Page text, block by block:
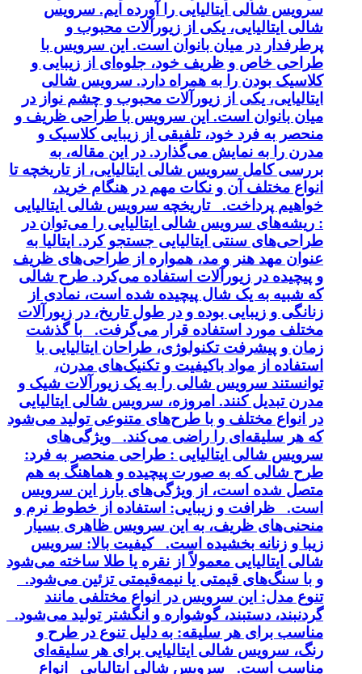
سرویس شالی ایتالیایی را آورده ایم. سرویس
شالی ایتالیایی، یکی از زیورآلات محبوب و
پرطرفدار در میان بانوان است. این سرویس با
طراحی خاص و ظریف خود، جلوه‌ای از زیبایی و
کلاسیک بودن را به همراه دارد. سرویس شالی
ایتالیایی، یکی از زیورآلات محبوب و چشم نواز در
میان بانوان است. این سرویس با طراحی ظریف و
منحصر به فرد خود، تلفیقی از زیبایی کلاسیک و
مدرن را به نمایش می‌گذارد. در این مقاله، به
بررسی کامل سرویس شالی ایتالیایی، از تاریخچه تا
انواع مختلف آن و نکات مهم در هنگام خرید،
خواهیم پرداخت. تاریخچه سرویس شالی ایتالیایی
: ریشه‌های سرویس شالی ایتالیایی را می‌توان در
طراحی‌های سنتی ایتالیایی جستجو کرد. ایتالیا به
عنوان مهد هنر و مد، همواره از طراحی‌های ظریف
و پیچیده در زیورآلات استفاده می‌کرد. طرح شالی
که شبیه به یک شال پیچیده شده است، نمادی از
زنانگی و زیبایی بوده و در طول تاریخ، در زیورآلات
مختلف مورد استفاده قرار می‌گرفت. با گذشت
زمان و پیشرفت تکنولوژی، طراحان ایتالیایی با
استفاده از مواد باکیفیت و تکنیک‌های مدرن،
توانستند سرویس شالی را به یک زیورآلات شیک و
مدرن تبدیل کنند. امروزه، سرویس شالی ایتالیایی
در انواع مختلف و با طرح‌های متنوعی تولید می‌شود
که هر سلیقه‌ای را راضی می‌کند. ویژگی‌های
سرویس شالی ایتالیایی : طراحی منحصر به فرد:
طرح شالی که به صورت پیچیده و هماهنگ به هم
متصل شده است، از ویژگی‌های بارز این سرویس
است. ظرافت و زیبایی: استفاده از خطوط نرم و
منحنی‌های ظریف، به این سرویس ظاهری بسیار
زیبا و زنانه بخشیده است. کیفیت بالا: سرویس
شالی ایتالیایی معمولاً از نقره یا طلا ساخته می‌شود
و با سنگ‌های قیمتی یا نیمه‌قیمتی تزئین می‌شود.
تنوع مدل: این سرویس در انواع مختلفی مانند
گردنبند، دستبند، گوشواره و انگشتر تولید می‌شود.
مناسب برای هر سلیقه: به دلیل تنوع در طرح و
رنگ، سرویس شالی ایتالیایی برای هر سلیقه‌ای
مناسب است. سرویس شالی ایتالیایی انواع